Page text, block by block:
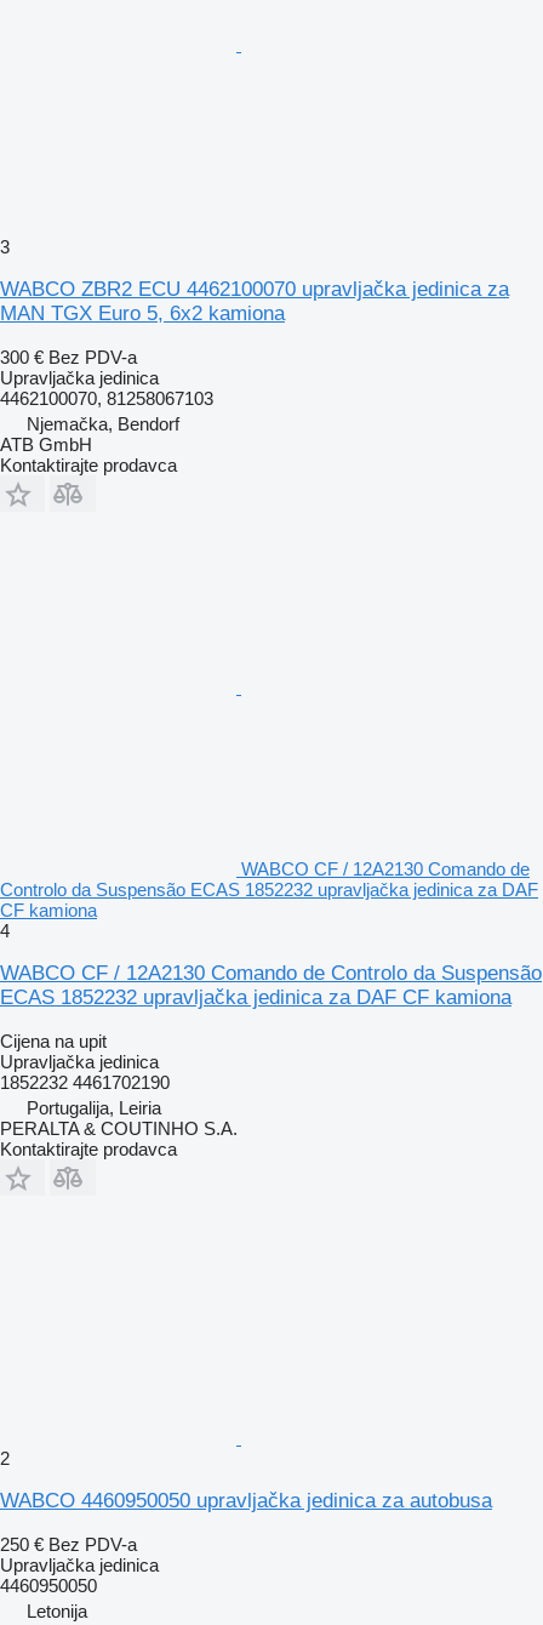
3
WABCO ZBR2 ECU 4462100070 upravljačka jedinica za
MAN TGX Euro 5, 6x2 kamiona
300 € Bez PDV-a
Upravljačka jedinica
4462100070, 81258067103
Njemačka, Bendorf
ATB GmbH
Kontaktirajte prodavca
WABCO CF / 12A2130 Comando de
Controlo da Suspensão ECAS 1852232 upravljačka jedinica za DAF
CF kamiona
4
WABCO CF / 12A2130 Comando de Controlo da Suspensão
ECAS 1852232 upravljačka jedinica za DAF CF kamiona
Cijena na upit
Upravljačka jedinica
1852232 4461702190
Portugalija, Leiria
PERALTA & COUTINHO S.A.
Kontaktirajte prodavca
2
WABCO 4460950050 upravljačka jedinica za autobusa
250 € Bez PDV-a
Upravljačka jedinica
4460950050
Letonija